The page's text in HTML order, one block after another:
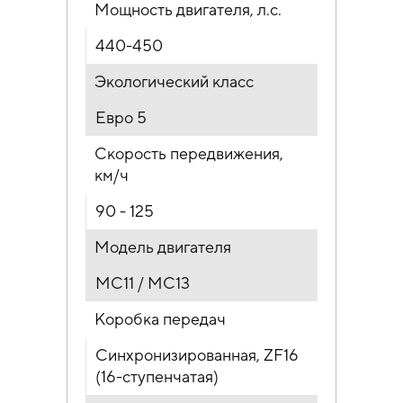
Мощность двигателя, л.с.
440-450
Экологический класс
Евро 5
Скорость передвижения,
км/ч
90 - 125
Модель двигателя
MC11 / MC13
Коробка передач
Синхронизированная, ZF16
(16-ступенчатая)